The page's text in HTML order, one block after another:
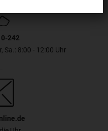
242
Sa.: 8:00 - 12:00 Uhr